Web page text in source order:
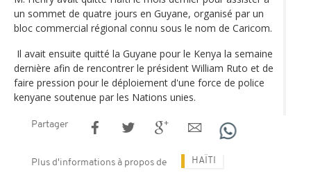
un sommet de quatre jours en Guyane, organisé par un
bloc commercial régional connu sous le nom de Caricom.
Il avait ensuite quitté la Guyane pour le Kenya la semaine
dernière afin de rencontrer le président William Ruto et de
faire pression pour le déploiement d'une force de police
kenyane soutenue par les Nations unies.
Partager
Plus d'informations à propos de HAÏTI